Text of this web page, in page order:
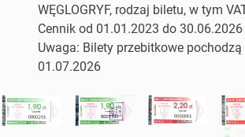
WĘGLOGRYF, rodzaj biletu, w tym
Cennik od 01.01.2023 do 30.06.2026
Uwaga: Bilety przebitkowe pochodzą
01.07.2026